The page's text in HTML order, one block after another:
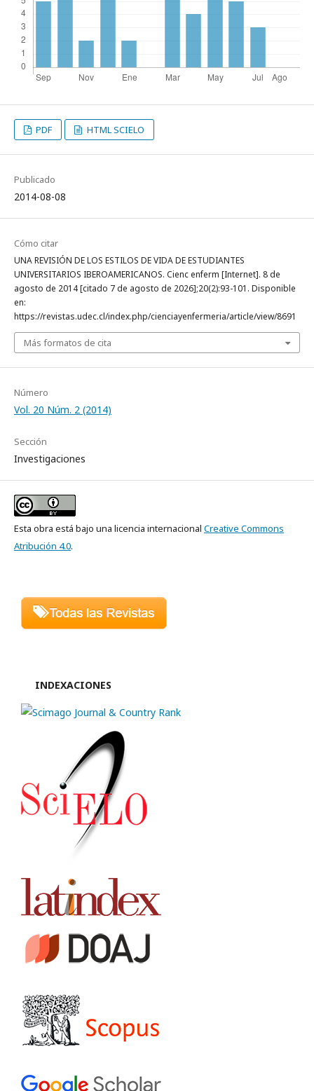
PDF HTML SCIELO
Publicado
2014-08-08
Cómo citar
UNA REVISIÓN DE LOS ESTILOS DE VIDA DE ESTUDIANTES
UNIVERSITARIOS IBEROAMERICANOS. Cienc enferm [Internet]. 8 de
agosto de 2014 [citado 7 de agosto de 2026];20(2):93-101. Disponible
en:
https://revistas.udec.cl/index.php/cienciayenfermeria/article/view/8691
Más formatos de cita
Número
Vol. 20 Núm. 2 (2014)
Sección
Investigaciones
Esta obra está bajo una licencia internacional Creative Commons
Atribución 4.0.
INDEXACIONES